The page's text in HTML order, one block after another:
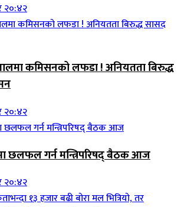
२०:४२
कमिसनको लफडा ! अनियतता बिरुद्ध
२०:४२
छलफल गर्न मन्त्रिपरिषद् बैठक आज
२०:४२